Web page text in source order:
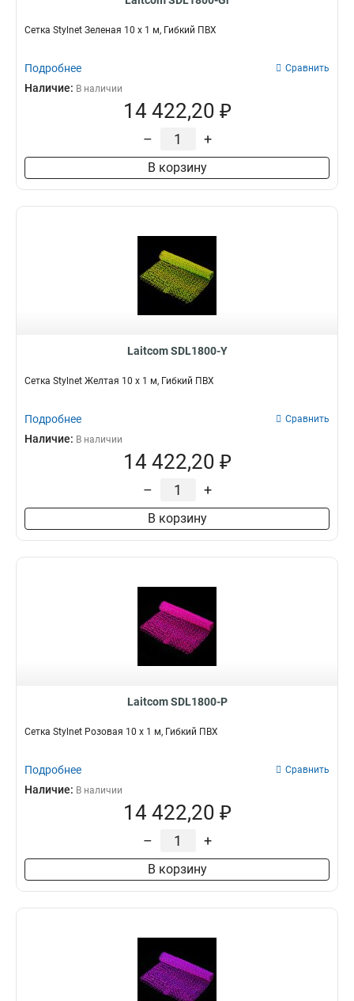
Сетка Stylnet Зеленая 10 x 1 м, Гибкий ПВХ
Подробнее Сравнить
Наличие: В наличии
14 422,20 ₽
– +
В корзину
Laitcom SDL1800-Y
Сетка Stylnet Желтая 10 x 1 м, Гибкий ПВХ
Подробнее Сравнить
Наличие: В наличии
14 422,20 ₽
– +
В корзину
Laitcom SDL1800-P
Сетка Stylnet Розовая 10 x 1 м, Гибкий ПВХ
Подробнее Сравнить
Наличие: В наличии
14 422,20 ₽
– +
В корзину